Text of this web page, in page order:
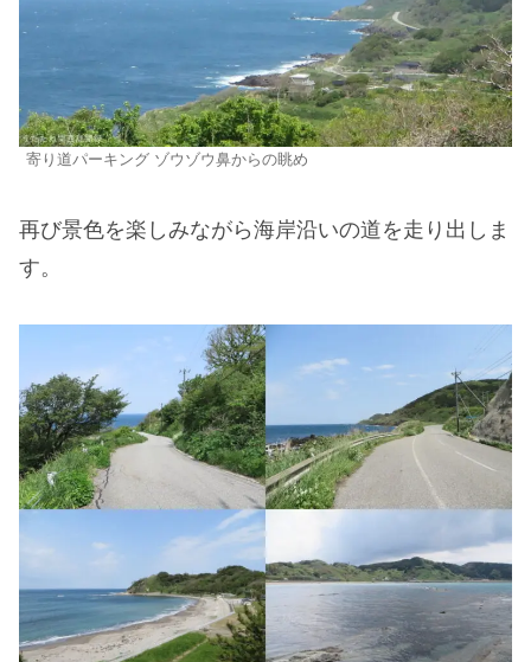
寄り道パーキング ゾウゾウ鼻からの眺め
再び景色を楽しみながら海岸沿いの道を走り出しま
す。